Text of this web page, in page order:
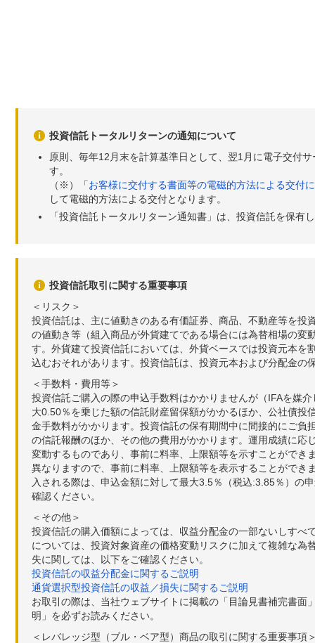
投資信託トータルリターンの通知について
原則、毎年12月末を計算基準日として、翌1月に電子交付
す。
（※）「お客様に交付する書面等の電磁的方法による交付
して電磁的方法による交付となります。
「投資信託トータルリターン通知書」は、投資信託を保有
投資信託取引に関する重要事項
＜リスク＞
投資信託は、主に値動きのある有価証券、商品、不動産等を
の値動き等（組入商品が外貨建てである場合には為替相場の
す。外貨建て投資信託においては、外貨ベースでは投資元本
込むおそれがあります。投資信託は、投資元本および分配金の
＜手数料・費用等＞
投資信託ご購入の際の申込手数料はかかりませんが（IFAを媒
大0.50％を乗じた額の信託財産留保額がかかるほか、公社債
金手数料がかかります。投資信託の保有期間中に間接的にご
の信託報酬のほか、その他の費用がかかります。運用成績に
変動するものであり、事前に料率、上限額等を示すことがで
異なりますので、事前に料率、上限額等を表示することがで
入される際は、申込金額に対して最大3.5％（税込:3.85％）の
確認ください。
＜その他＞
投資信託の購入価額によっては、収益分配金の一部ないしす
については、投資対象資産の価格変動リスクに加えて複雑な
失に関しては、以下をご確認ください。
投資信託の収益分配金に関するご説明
通貨選択型投資信託の収益／損失に関するご説明
お取引の際は、当社ウェブサイトに掲載の「目論見書補完書
明」を必ずお読みください。
＜レバレッジ型（ブル・ベア型）商品の取引に関する重要事項